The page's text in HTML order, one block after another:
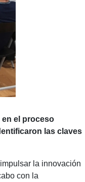
el proceso
las claves
la innovación
con la